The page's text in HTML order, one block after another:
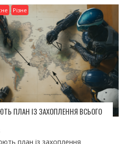
Різне
ПЛАН ІЗ ЗАХОПЛЕННЯ ВСЬОГО
план із захоплення